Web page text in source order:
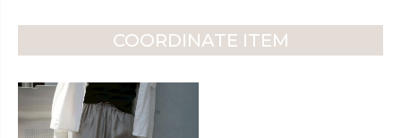
COORDINATE ITEM